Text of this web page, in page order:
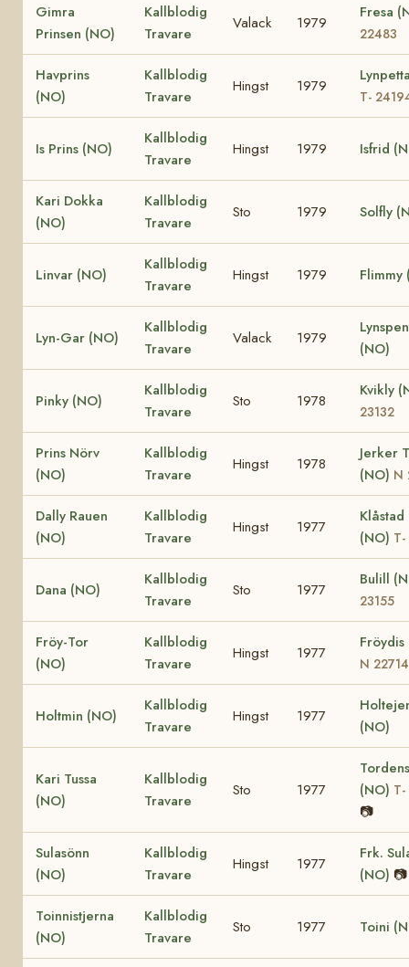
Gimra
Prinsen (NO)
Kallblodig
Travare
Valack 1979
Fresa
22483
Havprins
(NO)
Kallblodig
Travare
Hingst 1979
T-
Is Prins (NO)
Kallblodig
Travare
Hingst 1979 Isfrid
Kari Dokka
(NO)
Kallblodig
Travare
Sto 1979 Solfly
Linvar (NO)
Kallblodig
Travare
Hingst 1979 Flimmy
Lyn-Gar (NO)
Kallblodig
Travare
Valack 1979
(NO)
Pinky (NO)
Kallblodig
Travare
Sto 1978
Kvikly
23132
Prins Nörv
(NO)
Kallblodig
Travare
Hingst 1978
Jerker
(NO) N
Dally Rauen
(NO)
Kallblodig
Travare
Hingst 1977
Klåstad
(NO)
Dana (NO)
Kallblodig
Travare
Sto 1977
Bulill
23155
Fröy-Tor
(NO)
Kallblodig
Travare
Hingst 1977
N 22714
Holtmin (NO)
Kallblodig
Travare
Hingst 1977
(NO)
Kari Tussa
(NO)
Kallblodig
Travare
Sto 1977
(NO)
📷
Sulasönn
(NO)
Kallblodig
Travare
Hingst 1977
Frk.
(NO) 📷
Toinnistjerna
(NO)
Kallblodig
Travare
Sto 1977 Toini